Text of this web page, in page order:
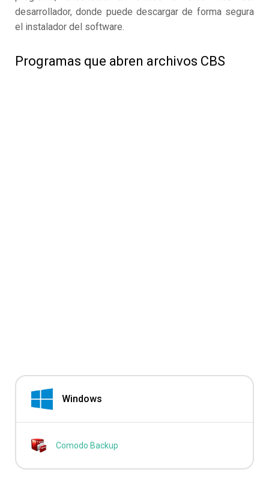
desarrollador, donde puede descargar de forma segura
el instalador del software.
Programas que abren archivos CBS
Windows
Comodo Backup